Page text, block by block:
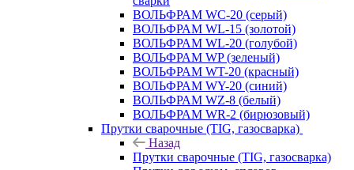
ВОЛЬФРАМ WC-20 (серый)
ВОЛЬФРАМ WL-15 (золотой)
ВОЛЬФРАМ WL-20 (голубой)
ВОЛЬФРАМ WP (зеленый)
ВОЛЬФРАМ WT-20 (красный)
ВОЛЬФРАМ WY-20 (синий)
ВОЛЬФРАМ WZ-8 (белый)
ВОЛЬФРАМ WR-2 (бирюзовый)
Прутки сварочные (TIG, газосварка)
Назад
Прутки сварочные (TIG, газосварка)